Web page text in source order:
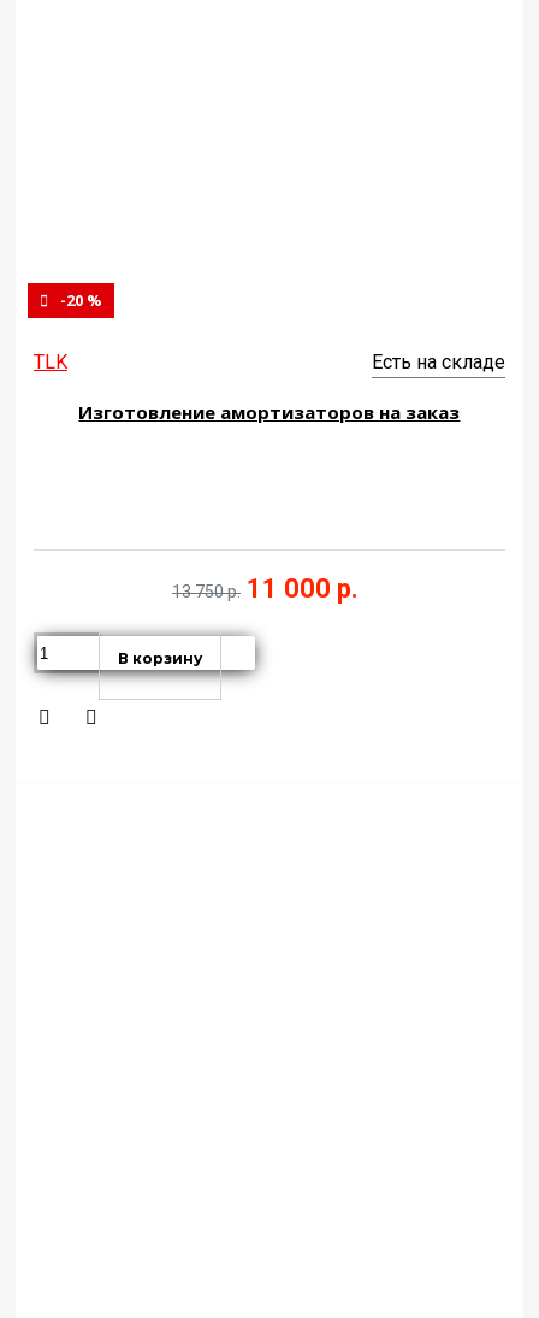
-20 %
TLK Есть на складе
Изготовление амортизаторов на заказ
13 750 р. 11 000 р.
В корзину